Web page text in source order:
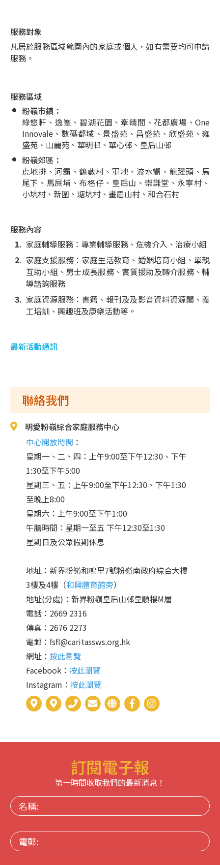
服務對象
凡居於服務區域範圍內的家庭或個人，如有需要均可申請
服務。
服務區域
粉嶺市鎮：
綠悠軒、逸峯、碧湖花園、牽晴間、花都廣場、One
Innovale、數碼都域、景盛苑、昌盛苑、欣盛苑、雍
盛苑、山麗苑、華明邨、華心邨、皇后山邨
粉嶺郊區：
虎地排、河霸、鶴藪村、軍地、流水嚮、龍躍頭、馬
尾下、馬屎埔、布格仔、皇后山、崇謙堂、永寧村、
小坑村、新圍、塘坑村、畫眉山村、和合石村
服務內容
家庭輔導服務：專業輔導服務、危機介入、治療小組
家庭支援服務：家庭生活教育、婚姻培育小組、單親
互助小組、男士成長服務、實質援助及轉介服務、輔
導諮詢服務
家庭資源服務：書籍、報刊及及影音資料資源閣、義
工培訓、興趣班及康樂活動等。
最新活動通訊
聯絡我們
明愛粉嶺綜合家庭服務中心
中心開放時間 ：
星期一、二、四：上午9:00至下午12:30、下午
1:30至下午5:00
星期三、五：上午9:00至下午12:30、下午1:30
至晚上8:00
星期六：上午9:00至下午1:00
午膳時間：星期一至五 下午12:30至1:30
星期日及公眾假期休息
地址：新界粉嶺和鳴里7號粉嶺南政府綜合大樓
3樓及4樓（和興體育館旁）
地址(分處)：新界粉嶺皇后山邨皇順樓M層
電話：2669 2316
傳真：2676 2273
電郵：fsfl@caritassws.org.hk
網址： 按此瀏覽
Facebook： 按此瀏覽
Instagram： 按此瀏覽
訂閱電子報
第一時間收取我們的最新消息！
名
稱:
電
郵: